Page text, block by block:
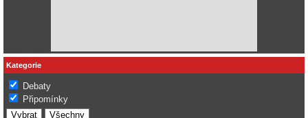
Kategorie
Debaty
Připomínky